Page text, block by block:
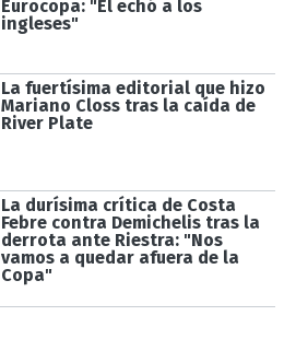
Eurocopa: "El echó a los
ingleses"
La fuertísima editorial que hizo
Mariano Closs tras la caída de
River Plate
La durísima crítica de Costa
Febre contra Demichelis tras la
derrota ante Riestra: "Nos
vamos a quedar afuera de la
Copa"